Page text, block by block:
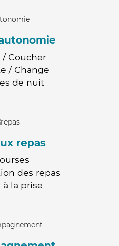
/ Coucher
/ Change
de nuit
repas
des repas
à la prise